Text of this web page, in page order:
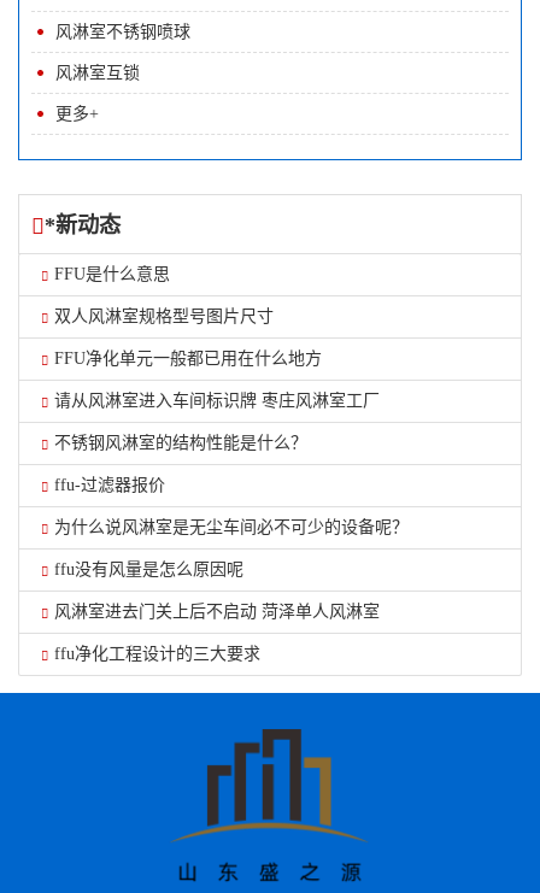
风淋室不锈钢喷球
风淋室互锁
更多+
*新动态
FFU是什么意思
双人风淋室规格型号图片尺寸
FFU净化单元一般都已用在什么地方
请从风淋室进入车间标识牌 枣庄风淋室工厂
不锈钢风淋室的结构性能是什么？
ffu-过滤器报价
为什么说风淋室是无尘车间必不可少的设备呢？
ffu没有风量是怎么原因呢
风淋室进去门关上后不启动 菏泽单人风淋室
ffu净化工程设计的三大要求